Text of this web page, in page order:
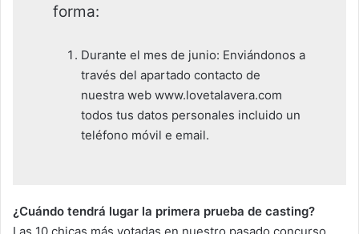
forma:
Durante el mes de junio: Enviándonos a
través del apartado contacto de
nuestra web www.lovetalavera.com
todos tus datos personales incluido un
teléfono móvil e email.
¿Cuándo tendrá lugar la primera prueba de casting?
Las 10 chicas más votadas en nuestro pasado concurso